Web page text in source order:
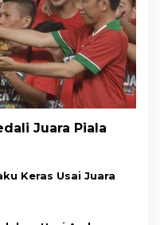
Juara Piala
Keras Usai Juara